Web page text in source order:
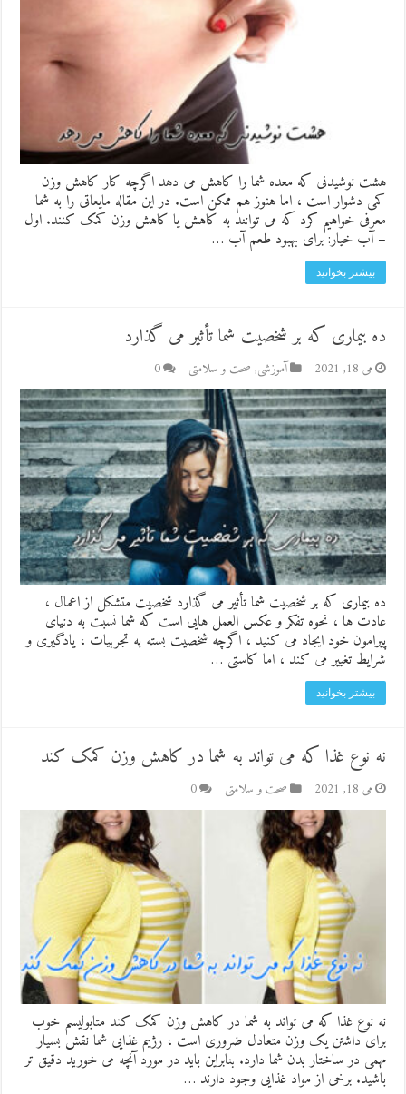
هشت نوشیدنی که معده شما را کاهش می دهد اگرچه کار کاهش وزن
کمی دشوار است ، اما هنوز هم ممکن است. در این مقاله مایعاتی را به شما
معرفی خواهیم کرد که می توانند به کاهش یا کاهش وزن کمک کنند. اول
– آب خیار: برای بهبود طعم آب …
بیشتر بخوانید
ده بیماری که بر شخصیت شما تأثیر می گذارد
می 18, 2021 آموزشی, صحت و سلامتی 0
ده بیماری که بر شخصیت شما تأثیر می گذارد شخصیت متشکل از اعمال ،
عادت ها ، نحوه تفکر و عکس العمل هایی است که شما نسبت به دنیای
پیرامون خود ایجاد می کنید ، اگرچه شخصیت بسته به تجربیات ، یادگیری و
شرایط تغییر می کند ، اما کاستی …
بیشتر بخوانید
نه نوع غذا که می تواند به شما در کاهش وزن کمک کند
می 18, 2021 صحت و سلامتی 0
نه نوع غذا که می تواند به شما در کاهش وزن کمک کند متابولیسم خوب
برای داشتن یک وزن متعادل ضروری است ، رژیم غذایی شما نقش بسیار
مهمی در ساختار بدن شما دارد. بنابراین باید در مورد آنچه می خورید دقیق تر
باشید. برخی از مواد غذایی وجود دارند …